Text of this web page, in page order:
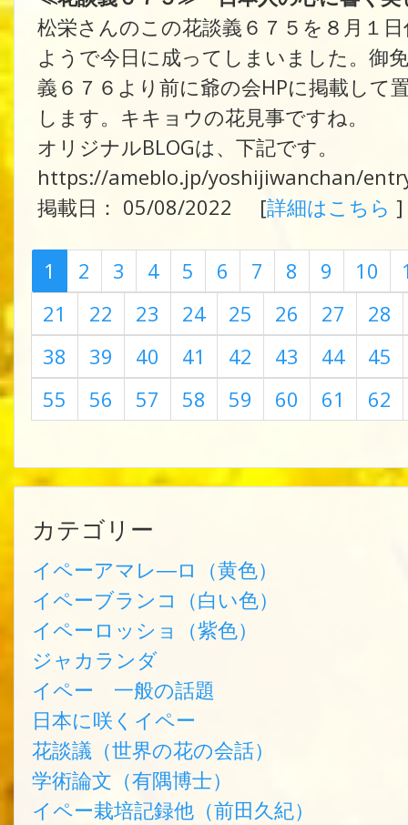
松栄さんのこの花談義６７５を８月１
ようで今日に成ってしまいました。御
義６７６より前に爺の会HPに掲載して
します。キキョウの花見事ですね。
オリジナルBLOGは、下記です。
https://ameblo.jp/yoshijiwanchan/
掲載日： 05/08/2022 [詳細はこちら ]
1 2 3 4 5 6 7 8 9 10
21
22 23 24 25 26 27
28
38
39 40 41 42 43 44
45
55
56 57 58 59 60 61 62
カテゴリー
イペーアマレ―ロ（黄色）
イペーブランコ（白い色）
イペーロッショ（紫色）
ジャカランダ
イペー 一般の話題
日本に咲くイペー
花談議（世界の花の会話）
学術論文（有隅博士）
イペー栽培記録他（前田久紀）